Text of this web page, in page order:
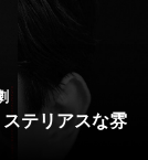
テリアスな雰